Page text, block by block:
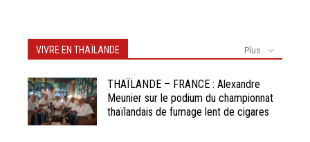
VIVRE EN THAÏLANDE Plus
THAÏLANDE – FRANCE : Alexandre
Meunier sur le podium du championnat
thaïlandais de fumage lent de cigares